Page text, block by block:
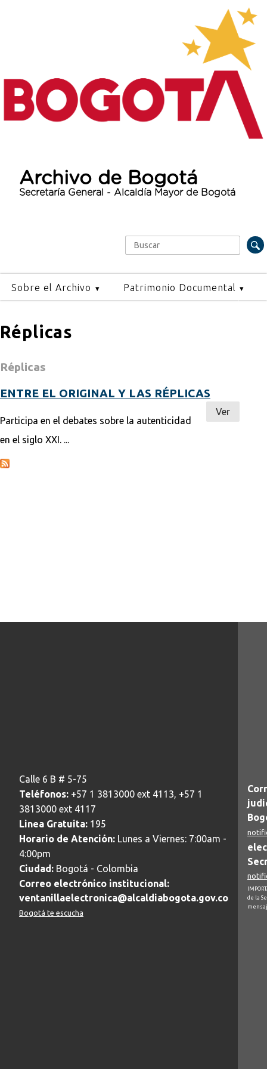
Archivo de Bogotá
Secretaría General - Alcaldía Mayor de Bogotá
Formulario de búsqueda
Buscar
Sobre el Archivo Patrimonio Documental
Réplicas
Réplicas
ENTRE EL ORIGINAL Y LAS RÉPLICAS
Participa en el debates sobre la autenticidad
en el siglo XXI. ...
Ver
Calle 6 B # 5-75
Teléfonos: +57 1 3813000 ext 4113, +57 1
3813000 ext 4117
Linea Gratuita: 195
Horario de Atención: Lunes a Viernes: 7:00am -
4:00pm
Ciudad: Bogotá - Colombia
Correo electrónico institucional:
ventanillaelectronica@alcaldiabogota.gov.co
Bogotá te escucha
de la